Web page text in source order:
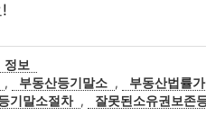
카정보
, 부동산등기말소 , 부동산법률
기말소절차 , 잘못된소유권보존